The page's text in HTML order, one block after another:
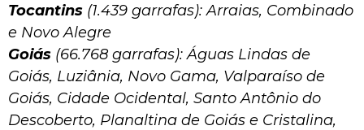
Tocantins (1.439 garrafas): Arraias, Combinado
e Novo Alegre
Goiás (66.768 garrafas): Águas Lindas de
Goiás, Luziânia, Novo Gama, Valparaíso de
Goiás, Cidade Ocidental, Santo Antônio do
Descoberto, Planaltina de Goiás e Cristalina,